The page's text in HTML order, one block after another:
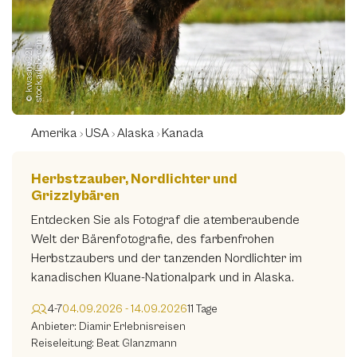
Bolivien(0)
Brasilien(0)
Chile(0)
Costa Rica(0)
Ecuador(0)
Guatemala(0)
Kanada(3)
Mexiko (0)
Panama (0)
USA(2)
Arktis/Antarktis
©
k
w
a
s
n
y
2
2
1
-
s
t
o
c
k.
a
d
o
b
e.
c
om
Amerika USA Alaska Kanada
Herbstzauber, Nordlichter und
Grizzlybären
Entdecken Sie als Fotograf die atemberaubende
Welt der Bärenfotografie, des farbenfrohen
Herbstzaubers und der tanzenden Nordlichter im
kanadischen Kluane-Nationalpark und in Alaska.
4-704.09.2026 - 14.09.202611 Tage
Anbieter: Diamir Erlebnisreisen
Reiseleitung: Beat Glanzmann